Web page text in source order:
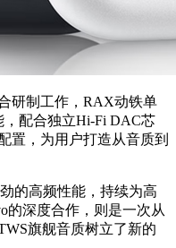
研制工作，RAX动铁单
，配合独立Hi-Fi DAC芯
置，为用户打造从音质到
的高频性能，持续为高
的深度合作，则是一次从
旗舰音质树立了新的